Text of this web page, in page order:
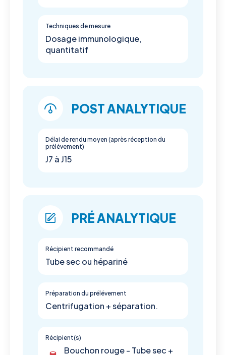
Techniques de mesure
Dosage immunologique,
quantitatif
POST ANALYTIQUE
Délai de rendu moyen (après réception du
prélèvement)
J7 à J15
PRÉ ANALYTIQUE
Récipient recommandé
Tube sec ou hépariné
Préparation du prélévement
Centrifugation + séparation.
Récipient(s)
Bouchon rouge - Tube sec +